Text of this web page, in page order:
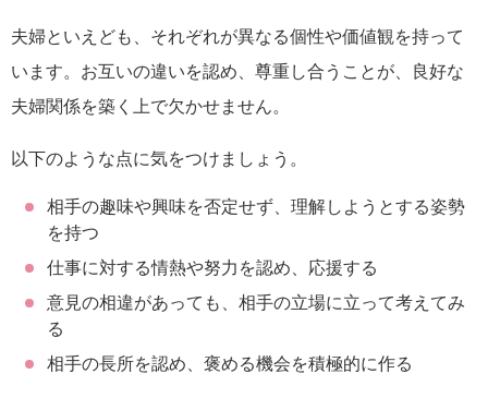
夫婦といえども、それぞれが異なる個性や価値観を持って
います。お互いの違いを認め、尊重し合うことが、良好な
夫婦関係を築く上で欠かせません。
以下のような点に気をつけましょう。
相手の趣味や興味を否定せず、理解しようとする姿勢
を持つ
仕事に対する情熱や努力を認め、応援する
意見の相違があっても、相手の立場に立って考えてみ
る
相手の長所を認め、褒める機会を積極的に作る